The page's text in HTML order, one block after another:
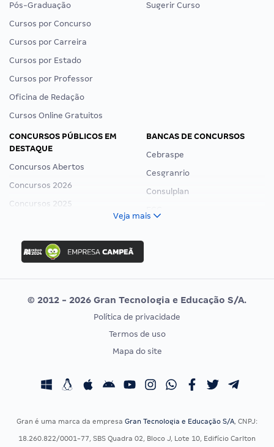
Pós-Graduação
Cursos por Concurso
Cursos por Carreira
Cursos por Estado
Cursos por Professor
Oficina de Redação
Cursos Online Gratuitos
Sugerir Curso
CONCURSOS PÚBLICOS EM
DESTAQUE
Concursos Abertos
Concursos 2026
Concursos 2025
Concurso Ibama
Concurso MPU
Editais publicados
BANCAS DE CONCURSOS
Cebraspe
Cesgranrio
Consulplan
Vunesp
CONCURSOS POR PROFISSÃO
Concursos Fiscais
EXAME DE ORDEM
Calendário OAB
Veja mais
© 2012 - 2026 Gran Tecnologia e Educação S/A.
Política de privacidade
Termos de uso
Mapa do site
Gran é uma marca da empresa Gran Tecnologia e Educação S/A, CNPJ:
18.260.822/0001-77, SBS Quadra 02, Bloco J, Lote 10, Edifício Carlton